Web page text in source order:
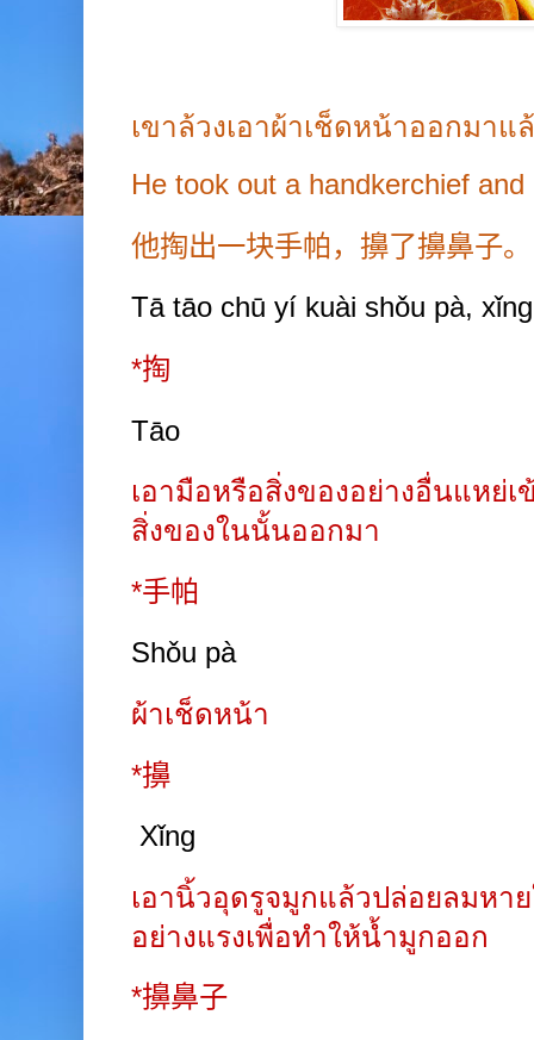
เขาล้วงเอาผ้าเช็ดหน้าออกมาแ
He took out a handkerchief
他掏出一块手帕，擤了擤鼻子。
Tā tāo chū yí kuài shǒu pà, xǐng
*掏
Tāo
เอามือหรือสิ่งของอย่างอื่นแหย่เ
สิ่งของในนั้นออกมา
*手帕
Shǒu pà
ผ้าเช็ดหน้า
*擤
Xǐng
เอานิ้วอุดรูจมูกแล้วปล่อยลมหา
อย่างแรงเพื่อทำให้น้ำมูกออก
*擤鼻子